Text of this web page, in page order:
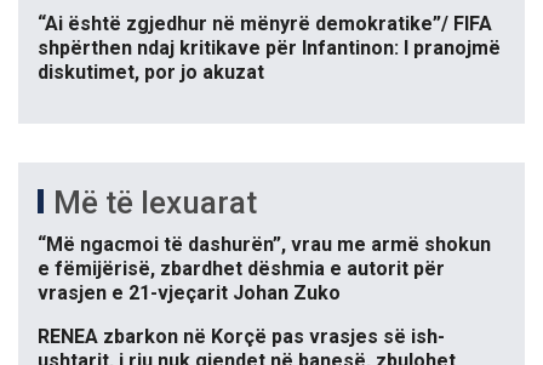
“Ai është zgjedhur në mënyrë demokratike”/ FIFA
shpërthen ndaj kritikave për Infantinon: I pranojmë
diskutimet, por jo akuzat
Më të lexuarat
“Më ngacmoi të dashurën”, vrau me armë shokun
e fëmijërisë, zbardhet dëshmia e autorit për
vrasjen e 21-vjeçarit Johan Zuko
RENEA zbarkon në Korçë pas vrasjes së ish-